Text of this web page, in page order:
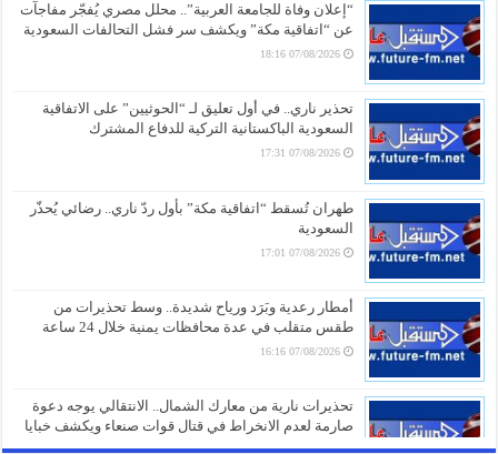
“إعلان وفاة للجامعة العربية”.. محلل مصري يُفجّر مفاجآت
عن “اتفاقية مكة” ويكشف سر فشل التحالفات السعودية
07/08/2026 18:16
تحذير ناري.. في أول تعليق لـ “الحوثيين” على الاتفاقية
السعودية الباكستانية التركية للدفاع المشترك
07/08/2026 17:31
طهران تُسقط “اتفاقية مكة” بأول ردّ ناري.. رضائي يُحذّر
السعودية
07/08/2026 17:01
أمطار رعدية وبَرَد ورياح شديدة.. وسط تحذيرات من
طقس متقلب في عدة محافظات يمنية خلال 24 ساعة
07/08/2026 16:16
تحذيرات نارية من معارك الشمال.. الانتقالي يوجه دعوة
صارمة لعدم الانخراط في قتال قوات صنعاء ويكشف خبايا
المؤامرة